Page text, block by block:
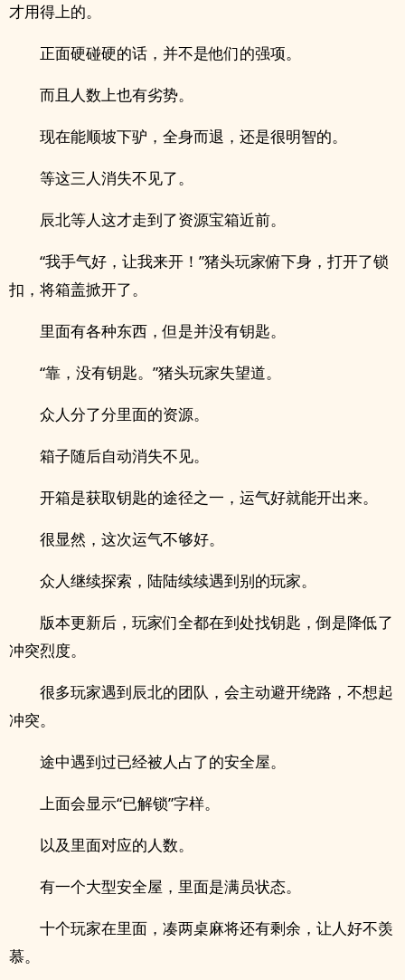
才用得上的。
正面硬碰硬的话，并不是他们的强项。
而且人数上也有劣势。
现在能顺坡下驴，全身而退，还是很明智的。
等这三人消失不见了。
辰北等人这才走到了资源宝箱近前。
“我手气好，让我来开！”猪头玩家俯下身，打开了锁
扣，将箱盖掀开了。
里面有各种东西，但是并没有钥匙。
“靠，没有钥匙。”猪头玩家失望道。
众人分了分里面的资源。
箱子随后自动消失不见。
开箱是获取钥匙的途径之一，运气好就能开出来。
很显然，这次运气不够好。
众人继续探索，陆陆续续遇到别的玩家。
版本更新后，玩家们全都在到处找钥匙，倒是降低了
冲突烈度。
很多玩家遇到辰北的团队，会主动避开绕路，不想起
冲突。
途中遇到过已经被人占了的安全屋。
上面会显示“已解锁”字样。
以及里面对应的人数。
有一个大型安全屋，里面是满员状态。
十个玩家在里面，凑两桌麻将还有剩余，让人好不羡
慕。